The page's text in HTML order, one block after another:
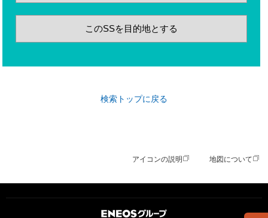
このSSを目的地とする
検索トップに戻る
アイコンの説明 地図について